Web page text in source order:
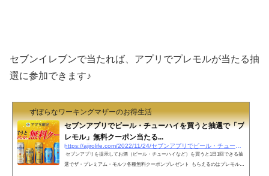
セブンイレブンで当たれば、アプリでプレモルが当たる抽
選に参加できます♪
ずぼらなワーキングマザーのお得生活
セブンアプリでビール・チューハイを買うと抽選で「プ
レモル」無料クーポン当たる...
セブンアプリを提示してお酒（ビール・チューハイなど）を買うと1日1回できる抽
選でザ・プレミアム・モルツ各種無料クーポンプレゼント もらえるのはプレモル各